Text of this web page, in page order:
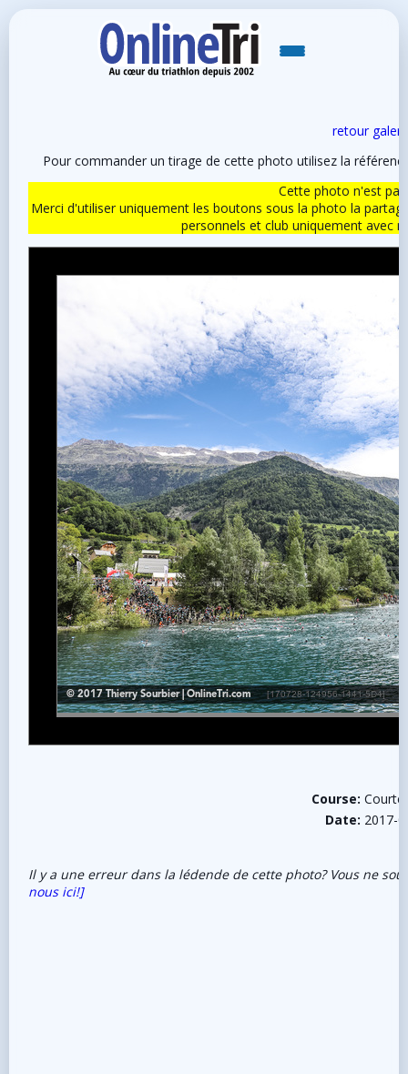
retour
Pour commander un tirage de cette photo utilisez la
Cette photo n'est
Merci d'utiliser uniquement les boutons sous la photo la
personnels et club uniquement avec
Course: Courte
Date: 2017-
Il y a une erreur dans la lédende de cette photo? Vous ne
nous ici!]